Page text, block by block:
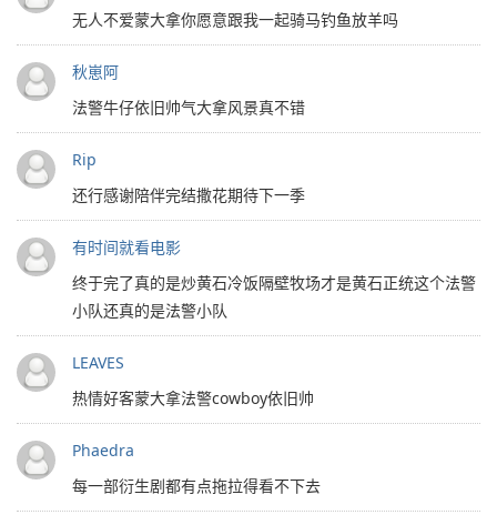
无人不爱蒙大拿你愿意跟我一起骑马钓鱼放羊吗
秋崽阿
法警牛仔依旧帅气大拿风景真不错
Rip
还行感谢陪伴完结撒花期待下一季
有时间就看电影
终于完了真的是炒黄石冷饭隔壁牧场才是黄石正统这个法警
小队还真的是法警小队
LEAVES
热情好客蒙大拿法警cowboy依旧帅
Phaedra
每一部衍生剧都有点拖拉得看不下去